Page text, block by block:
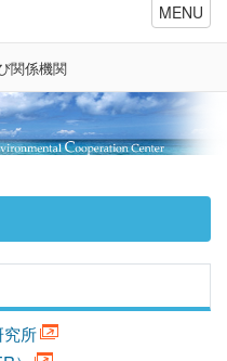
MENU
関係機関
究所